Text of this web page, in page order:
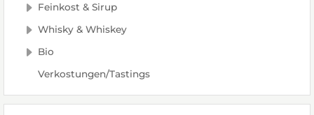
Feinkost & Sirup
Whisky & Whiskey
Bio
Verkostungen/Tastings